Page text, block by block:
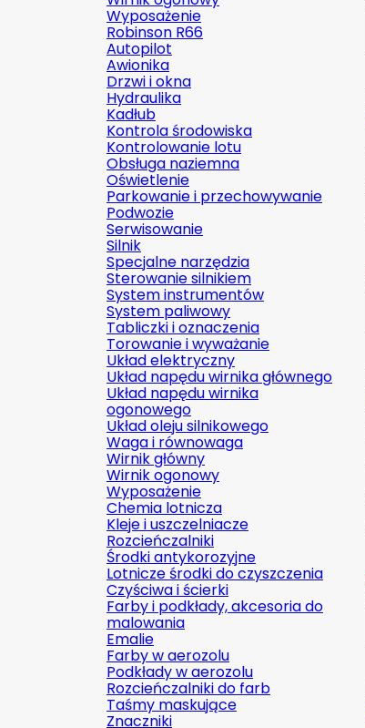
Wyposażenie
Robinson R66
Autopilot
Awionika
Drzwi i okna
Hydraulika
Kadłub
Kontrola środowiska
Kontrolowanie lotu
Obsługa naziemna
Oświetlenie
Parkowanie i przechowywanie
Podwozie
Serwisowanie
Silnik
Specjalne narzędzia
Sterowanie silnikiem
System instrumentów
System paliwowy
Tabliczki i oznaczenia
Torowanie i wyważanie
Układ elektryczny
Układ napędu wirnika głównego
Układ napędu wirnika
ogonowego
Układ oleju silnikowego
Waga i równowaga
Wirnik główny
Wirnik ogonowy
Wyposażenie
Chemia lotnicza
Kleje i uszczelniacze
Rozcieńczalniki
Środki antykorozyjne
Lotnicze środki do czyszczenia
Czyściwa i ścierki
Farby i podkłady, akcesoria do
malowania
Emalie
Farby w aerozolu
Podkłady w aerozolu
Rozcieńczalniki do farb
Taśmy maskujące
Znaczniki